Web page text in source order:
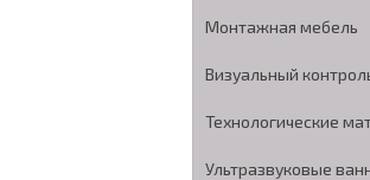
Монтажная мебель
Визуальный
Технологические
Ультразвуковые